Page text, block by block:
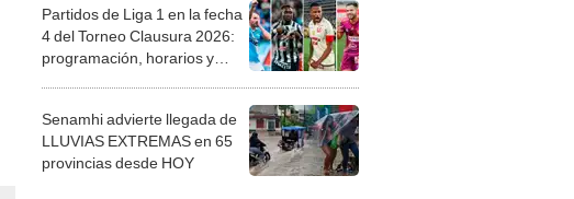
Partidos de Liga 1 en la fecha
4 del Torneo Clausura 2026:
programación, horarios y
Senamhi advierte llegada de
LLUVIAS EXTREMAS en 65
provincias desde HOY